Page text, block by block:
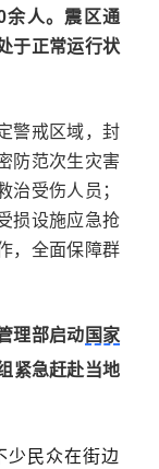
余人。震区通
于正常运行状
警戒区域，封
防范次生灾害
治受伤人员；
损设施应急抢
，全面保障群
理部启动 国家
紧急赶赴当地
少民众在街边